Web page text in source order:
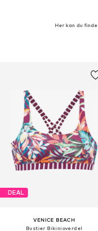
Her kan du
DEAL
VENICE BEACH
Bustier Bikinioverdel